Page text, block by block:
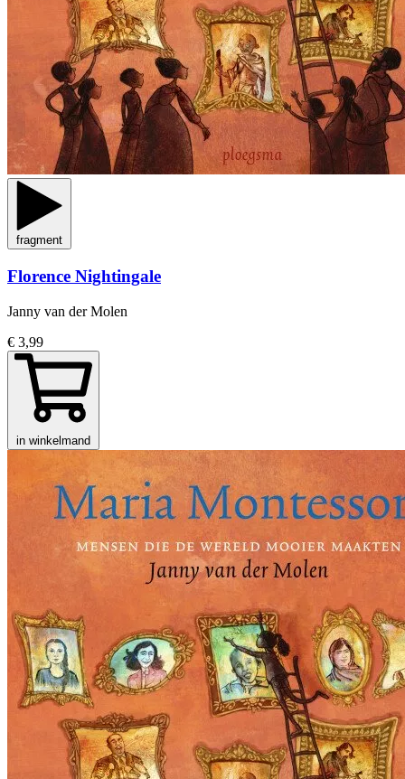
fragment
Florence Nightingale
Janny van der Molen
€ 3,99
in winkelmand